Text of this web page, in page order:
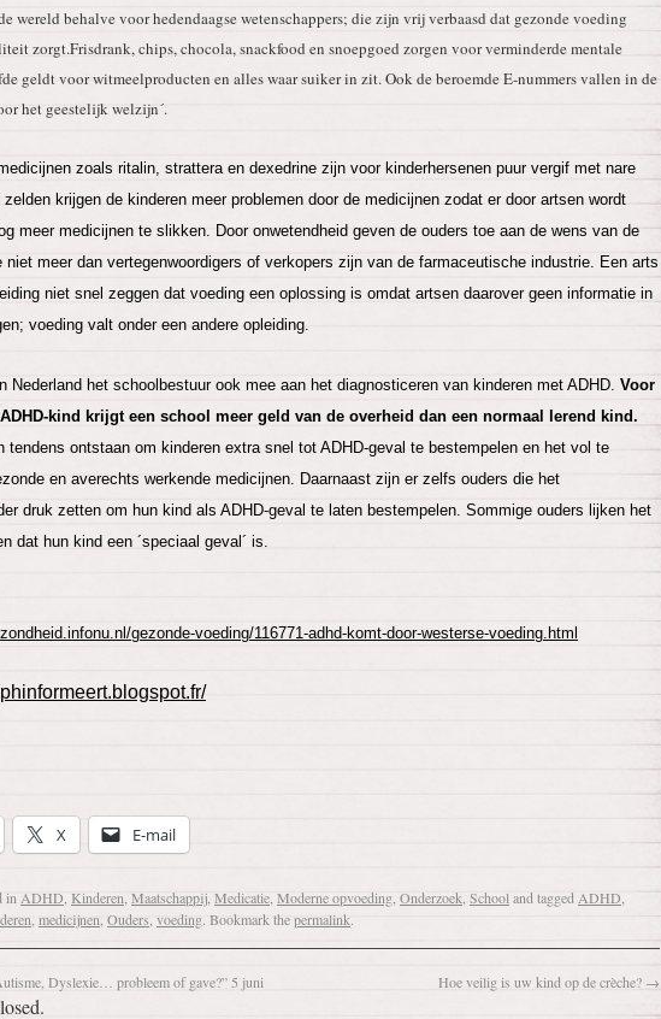
wereld behalve voor hedendaagse wetenschappers; die zijn vrij verbaasd dat gezonde voeding
zorgt.Frisdrank, chips, chocola, snackfood en snoepgoed zorgen voor verminderde mentale
geldt voor witmeelproducten en alles waar suiker in zit. Ook de beroemde E-nummers vallen in de
het geestelijk welzijn´.
zoals ritalin, strattera en dexedrine zijn voor kinderhersenen puur vergif met nare
zelden krijgen de kinderen meer problemen door de medicijnen zodat er door artsen wordt
meer medicijnen te slikken. Door onwetendheid geven de ouders toe aan de wens van de
niet meer dan vertegenwoordigers of verkopers zijn van de farmaceutische industrie. Een arts
niet snel zeggen dat voeding een oplossing is omdat artsen daarover geen informatie in
voeding valt onder een andere opleiding.
Nederland het schoolbestuur ook mee aan het diagnosticeren van kinderen met ADHD. Voor
kind krijgt een school meer geld van de overheid dan een normaal lerend kind.
tendens ontstaan om kinderen extra snel tot ADHD-geval te bestempelen en het vol te
en averechts werkende medicijnen. Daarnaast zijn er zelfs ouders die het
druk zetten om hun kind als ADHD-geval te laten bestempelen. Sommige ouders lijken het
dat hun kind een ´speciaal geval´ is.
gezonde-voeding/116771-adhd-komt-door-westerse-voeding.html
X E-mail
in ADHD Kinderen Maatschappij Medicatie Moderne opvoeding Onderzoek School and tagged ADHD
medicijnen Ouders voeding. Bookmark thepermalink.
Dyslexie… probleem of gave?” 5 juni Hoe veilig is uw kind op de crèche? →